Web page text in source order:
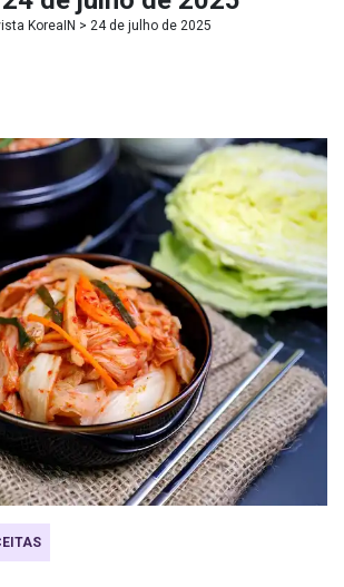
KoreaIN > 24 de julho de 2025